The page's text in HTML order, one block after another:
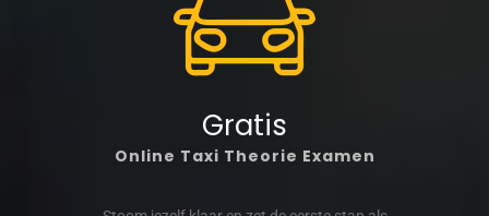
Gratis
Online Taxi Theorie Examen